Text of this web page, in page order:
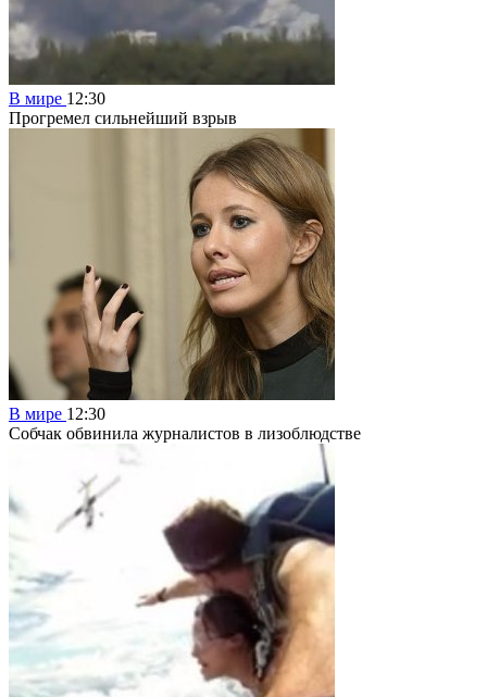
В мире 12:30
Прогремел сильнейший взрыв
В мире 12:30
Собчак обвинила журналистов в лизоблюдстве